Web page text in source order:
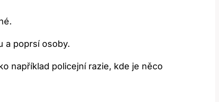
a poprsí osoby.
například policejní razie, kde je něco